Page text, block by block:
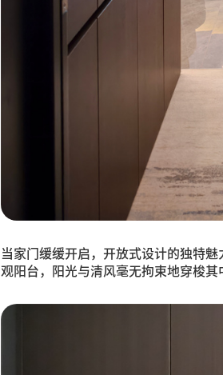
当家门缓缓开启，开放式设计的独特
观阳台，阳光与清风毫无拘束地穿梭其